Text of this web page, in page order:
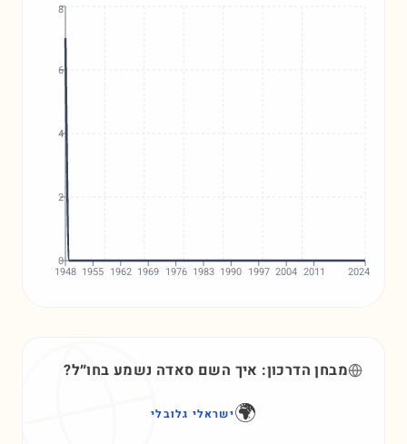
1948 1955 1962 1969 1976 1983 1990 1997 2004 2011 2024
0
2
4
6
8
מבחן הדרכון: איך השם סאדה נשמע בחו״ל?
🌍ישראלי גלובלי